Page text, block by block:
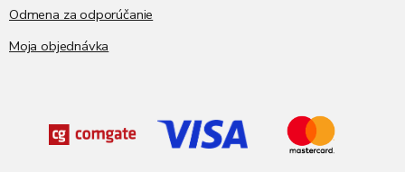
Odmena za odporúčanie
Moja objednávka